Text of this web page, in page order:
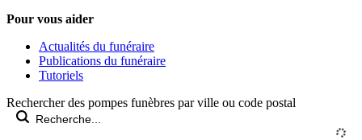
Pour vous aider
Actualités du funéraire
Publications du funéraire
Tutoriels
Rechercher des pompes funèbres par ville ou code postal